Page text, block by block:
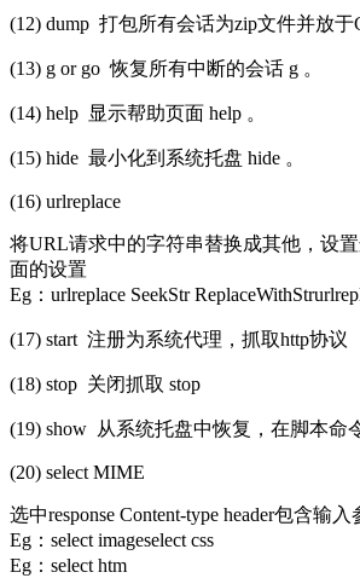
(12) dump 打包所有会话为zip文件并放于
(13) g or go 恢复所有中断的会话 g 。
(14) help 显示帮助页面 help 。
(15) hide 最小化到系统托盘 hide 。
(16) urlreplace
将URL请求中的字符串替换成其他，设
面的设置
Eg：urlreplace SeekStr
(17) start 注册为系统代理，抓取http协议
(18) stop 关闭抓取 stop
(19) show 从系统托盘中恢复，在脚本命
(20) select MIME
选中response Content-type header包含输入
Eg：select imageselect css
Eg：select htm